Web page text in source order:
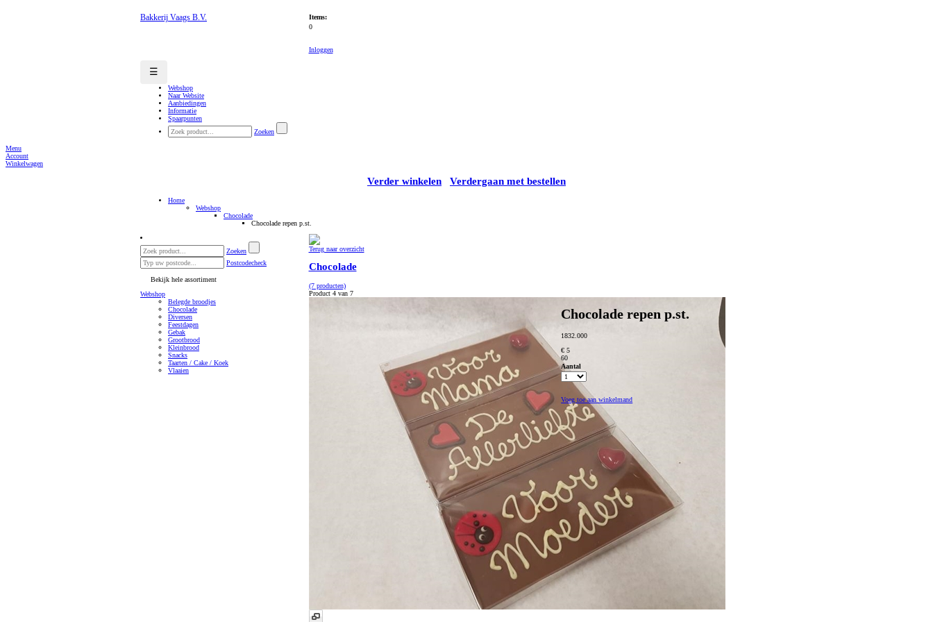
Bakkerij Vaags B.V.
Items:
0
Inloggen
☰
Webshop
Naar Website
Aanbiedingen
Informatie
Spaarpunten
Zoeken
Menu
Account
Winkelwagen
Verder winkelen Verdergaan met bestellen
Home
Webshop
Chocolade
Chocolade repen p.st.
Zoeken
Postcodecheck
Bekijk hele assortiment
Webshop
Belegde broodjes
Chocolade
Diversen
Feestdagen
Gebak
Grootbrood
Kleinbrood
Snacks
Taarten / Cake / Koek
Vlaaien
Terug naar overzicht
Chocolade
(7 producten)
Product 4 van 7
Chocolade repen p.st.
1832.000
€ 5
60
Aantal
Voeg toe aan winkelmand